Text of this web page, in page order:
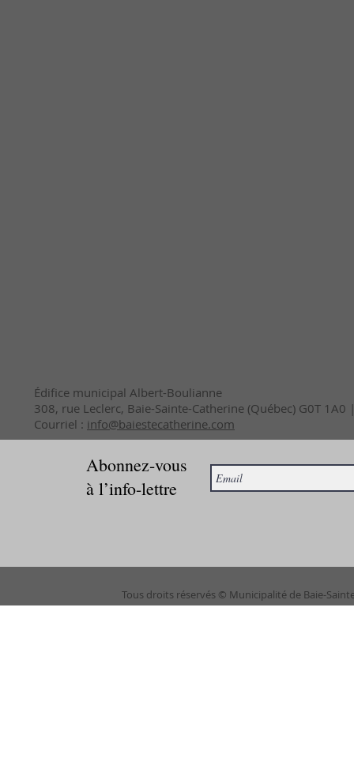
Édifice municipal Albert-Boulianne
308, rue Leclerc, Baie-Sainte-Catherine (Québec) G0T
Courriel : info@baiestecatherine.com
Abonnez-vous
à l’info-lettre
Tous droits réservés © Municipalité de Baie-